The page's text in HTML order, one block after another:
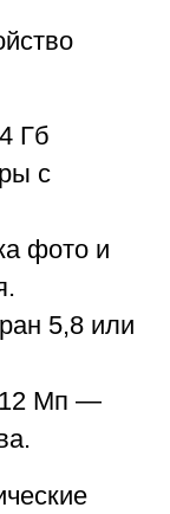
Гб
с
фото и
5,8 или
12 Мп —